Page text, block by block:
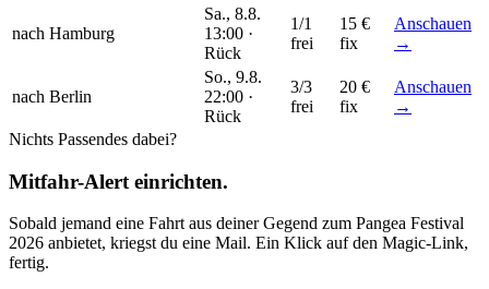
nach Hamburg
Sa., 8.8.
13:00 ·
Rück
1/1
frei
15 €
fix
Anschauen
→
nach Berlin
So., 9.8.
22:00 ·
Rück
3/3
frei
20 €
fix
Anschauen
→
Nichts Passendes dabei?
Mitfahr-Alert einrichten.
Sobald jemand eine Fahrt aus deiner Gegend zum Pangea Festival
2026 anbietet, kriegst du eine Mail. Ein Klick auf den Magic-Link,
fertig.